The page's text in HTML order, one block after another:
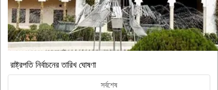
রাষ্ট্রপতি নির্বাচনের তারিখ ঘোষণা
সর্বশেষ